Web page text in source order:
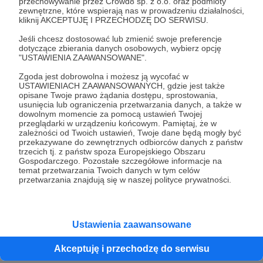
zewnętrzne, które wspierają nas w prowadzeniu działalności,
kliknij AKCEPTUJĘ I PRZECHODZĘ DO SERWISU.
Jeśli chcesz dostosować lub zmienić swoje preferencje
dotyczące zbierania danych osobowych, wybierz opcję
"USTAWIENIA ZAAWANSOWANE".
Zgoda jest dobrowolna i możesz ją wycofać w
USTAWIENIACH ZAAWANSOWANYCH, gdzie jest także
opisane Twoje prawo żądania dostępu, sprostowania,
usunięcia lub ograniczenia przetwarzania danych, a także w
dowolnym momencie za pomocą ustawień Twojej
przeglądarki w urządzeniu końcowym. Pamiętaj, że w
zależności od Twoich ustawień, Twoje dane będą mogły być
przekazywane do zewnętrznych odbiorców danych z państw
trzecich tj. z państw spoza Europejskiego Obszaru
Gospodarczego. Pozostałe szczegółowe informacje na
temat przetwarzania Twoich danych w tym celów
przetwarzania znajdują się w naszej polityce prywatności.
Ustawienia zaawansowane
Akceptuję i przechodzę do serwisu
kosmiczna, na czym polegają modyfikacje
genetyczne i błędy poznawcze, czego
współczesna medycyna może się nauczyć od
szamanów i co wspólnego ma bicz Indiany
Jonesa z F-16. Bierzemy też “na warsztat” różne
książki science fiction i wyjaśnimy, co w nich się
kwalifikuje jako science, a co jednak jest bliżej
fiction, bezlitośnie punktując przy tym
niespójności. Świeżą porcję naukowych dywagacji
serwujemy w każdy piątek do śniadania.
Ponadto, wraz z rozwojem bloga "Pozwól, że
wyjaśnię" spodziewaj się wpisów innej kategorii:
proste eksperymenty do wykonania w domu
(samemu bądź z dziećmi), wyjaśnimy, jak działa
współczesna nauka, obalimy kilka popularnych
Cele
Nowy layout bloga
250 zł
miesięcznie
160 zł
brakuje
36%
Przy tym poziomie wsparcia
będziemy mogli pozwolić sobie na
zatrudnienie Człowieka Od
szatę wizualną.
Tour De
500 zł
miesięcznie
18%
Na tym poziomie
pozwolić sobie na
na konwenty i inne
próg daje tę